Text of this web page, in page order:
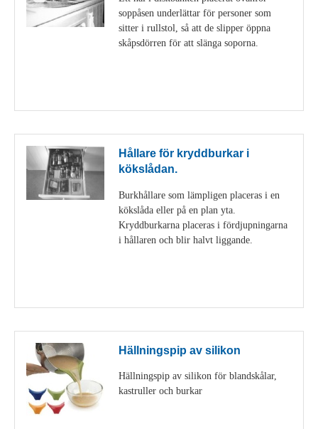
soppåsen underlättar för personer som
sitter i rullstol, så att de slipper öppna
skåpsdörren för att slänga soporna.
Hållare för kryddburkar i
kökslådan.
Burkhållare som lämpligen placeras i en
kökslåda eller på en plan yta.
Kryddburkarna placeras i fördjupningarna
i hållaren och blir halvt liggande.
Hällningspip av silikon
Hällningspip av silikon för blandskålar,
kastruller och burkar